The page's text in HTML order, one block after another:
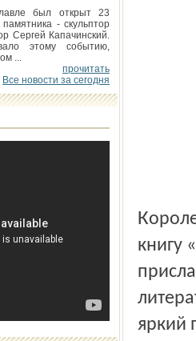
был открыт 23
- скульптор
Сергей Капачинский.
этому событию,
...
прочитать
Все новости за сегодня
Королева Англии Елизавета II выразила благодарность за
книгу
яркий